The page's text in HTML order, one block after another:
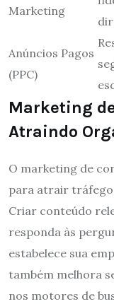
Marketing
Anúncios Pagos
(PPC)
Marketing
Atraindo
O marketing de
para atrair
Criar conteúdo
responda às
estabelece sua
também melhora
nos motores de